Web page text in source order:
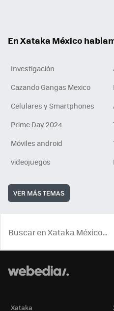
En Xataka México
Investigación
Cazando Gangas Mexico
Celulares y Smartphones
Prime Day 2024
Móviles android
videojuegos
VER MÁS TEMAS
Xataka